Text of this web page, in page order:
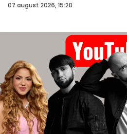
07 august 2026, 15:20